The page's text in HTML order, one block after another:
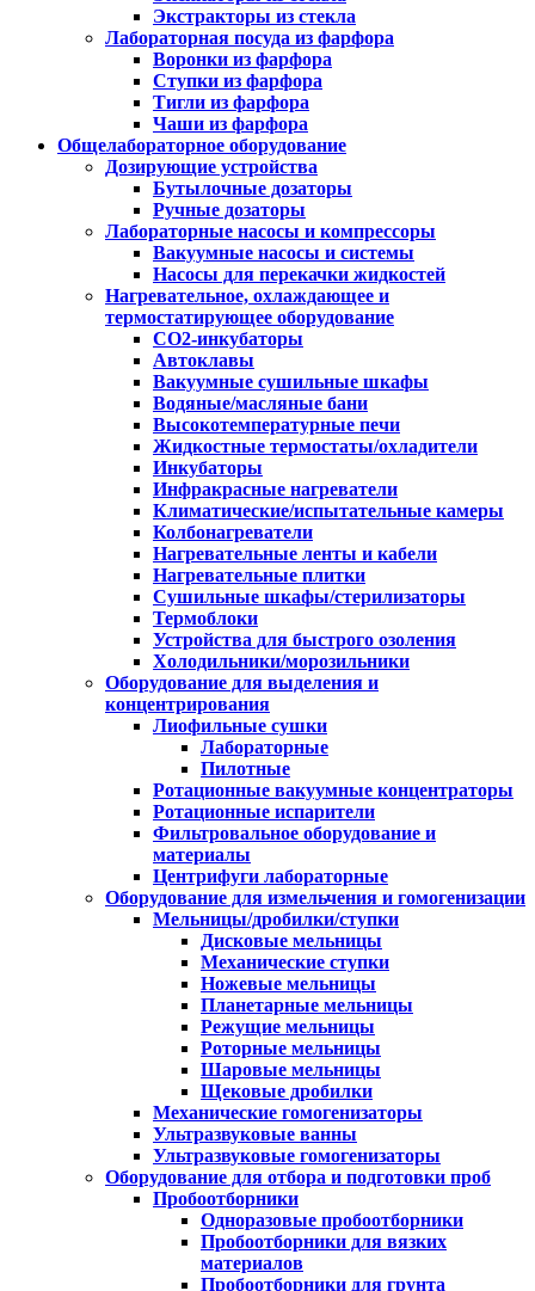
Экстракторы из стекла
Лабораторная посуда из фарфора
Воронки из фарфора
Ступки из фарфора
Тигли из фарфора
Чаши из фарфора
Общелабораторное оборудование
Дозирующие устройства
Бутылочные дозаторы
Ручные дозаторы
Лабораторные насосы и компрессоры
Вакуумные насосы и системы
Насосы для перекачки жидкостей
Нагревательное, охлаждающее и
термостатирующее оборудование
CO2-инкубаторы
Автоклавы
Вакуумные сушильные шкафы
Водяные/масляные бани
Высокотемпературные печи
Жидкостные термостаты/охладители
Инкубаторы
Инфракрасные нагреватели
Климатические/испытательные камеры
Колбонагреватели
Нагревательные ленты и кабели
Нагревательные плитки
Сушильные шкафы/стерилизаторы
Термоблоки
Устройства для быстрого озоления
Холодильники/морозильники
Оборудование для выделения и
концентрирования
Лиофильные сушки
Лабораторные
Пилотные
Ротационные вакуумные концентраторы
Ротационные испарители
Фильтровальное оборудование и
материалы
Центрифуги лабораторные
Оборудование для измельчения и гомогенизации
Мельницы/дробилки/ступки
Дисковые мельницы
Механические ступки
Ножевые мельницы
Планетарные мельницы
Режущие мельницы
Роторные мельницы
Шаровые мельницы
Щековые дробилки
Механические гомогенизаторы
Ультразвуковые ванны
Ультразвуковые гомогенизаторы
Оборудование для отбора и подготовки проб
Пробоотборники
Одноразовые пробоотборники
Пробоотборники для вязких
материалов
Пробоотборники для грунта